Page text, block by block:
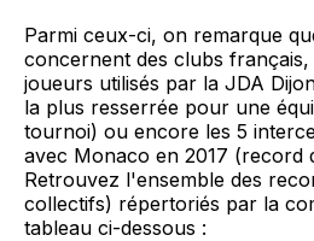
Parmi ceux-ci, on remarque
concernent des clubs
joueurs utilisés par la JDA
la plus resserrée pour une
tournoi) ou encore les 5
avec Monaco en 2017 (record
Retrouvez l'ensemble des
collectifs) répertoriés par la
tableau ci-dessous :